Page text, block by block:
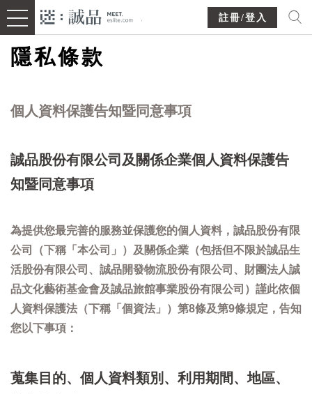
註冊/登入
隱私條款
個人資料保護告知暨同意事項
誠品股份有限公司及關係企業個人資料保護告
知暨同意事項
為提供您最完善的服務並保護您的個人資料，誠品股份有限
公司（下稱「本公司」）及關係企業（包括但不限於誠品生
活股份有限公司、誠品開發物流股份有限公司、財團法人誠
品文化藝術基金會及誠品旅館事業股份有限公司）謹此依個
人資料保護法（下稱「個資法」）第8條及第9條規定，告知
您以下事項：
蒐集目的、個人資料類別、利用期間、地區、